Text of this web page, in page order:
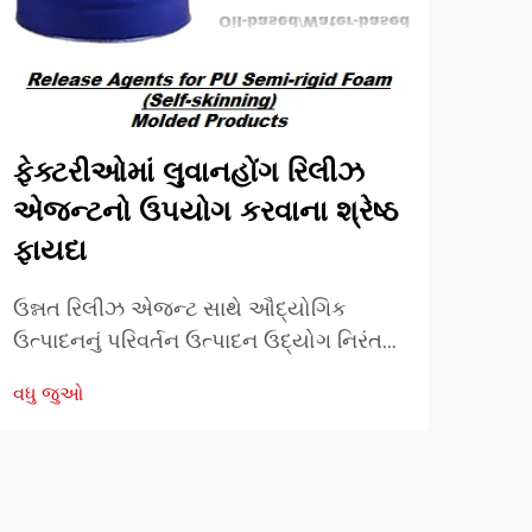
ફેક્ટરીઓમાં લુવાનહોંગ રિલીઝ
એજન્ટનો ઉપયોગ કરવાના શ્રેષ્ઠ
ફાયદા
ઉન્નત રિલીઝ એજન્ટ સાથે ઔદ્યોગિક
ઉત્પાદનનું પરિવર્તન ઉત્પાદન ઉદ્યોગ નિરંતર
વધારવા માટે નવીન ઉકેલો શોધે છે. આ ઉકેલો
વધુ જુઓ